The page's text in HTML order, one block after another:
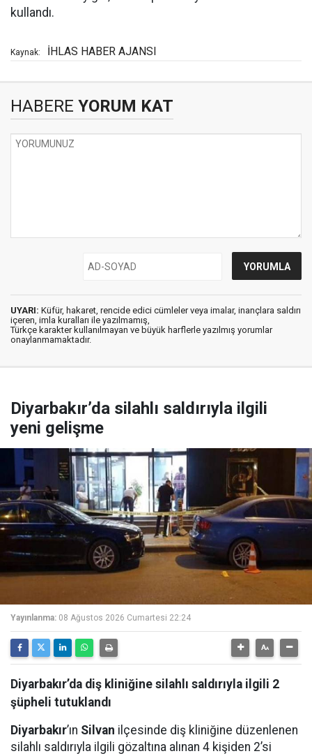
kullandı.
Kaynak: İHLAS HABER AJANSI
HABERE YORUM KAT
UYARI: Küfür, hakaret, rencide edici cümleler veya imalar, inançlara saldırı
içeren, imla kuralları ile yazılmamış,
Türkçe karakter kullanılmayan ve büyük harflerle yazılmış yorumlar
onaylanmamaktadır.
Diyarbakır’da silahlı saldırıyla ilgili
yeni gelişme
Yayınlanma: 08 Ağustos 2026 Cumartesi 22:24
Diyarbakır’da diş kliniğine silahlı saldırıyla ilgili 2
şüpheli tutuklandı
Diyarbakır’ın Silvan ilçesinde diş kliniğine düzenlenen
silahlı saldırıyla ilgili gözaltına alınan 4 kişiden 2’si